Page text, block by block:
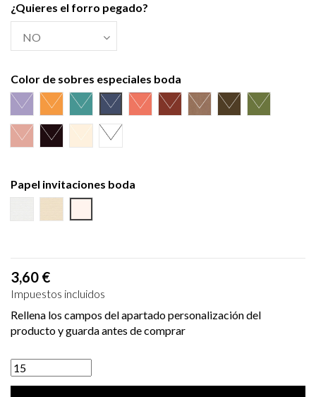
¿Quieres el forro pegado?
Color de sobres especiales boda
Azul LilaAmarillo Alvero
Azul RivieraAzul Oscuro
SalmónBurdeosKraft Gris VisónVerde Olivo
Rosa PaloNegro CremaBlanco
Papel invitaciones boda
3,60 €
Impuestos incluidos
Rellena los campos del apartado personalización del
producto y guarda antes de comprar